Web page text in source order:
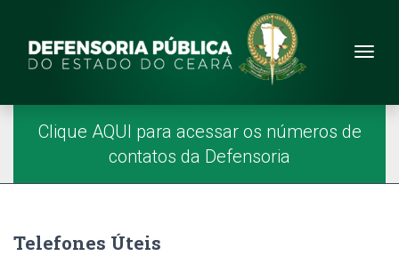
Site da Defensoria
Menu Principal
Página Inicial
Clique AQUI para acessar os números de
contatos da Defensoria
Telefones Úteis